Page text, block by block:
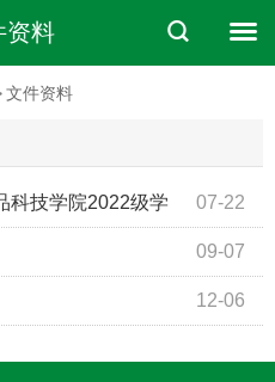
资料
文件资料
07-22
科技学院2022级学
09-07
12-06